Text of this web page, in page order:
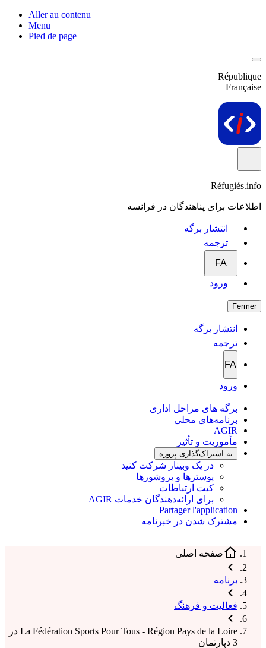
Aller au contenu
Menu
Pied de page
République
Française
Réfugiés.info
اطلاعات برای پناهندگان در فرانسه
انتشار برگه
ترجمه
FA
ورود
Fermer
انتشار برگه
ترجمه
FA
ورود
برگه های مراحل اداری
برنامه‌های محلی
AGIR
مأموریت و تأثیر
به اشتراک‌گذاری پروژه
در یک وبینار شرکت کنید
پوسترها و بروشورها
کیت ارتباطات
برای ارائه‌دهندگان خدمات AGIR
Partager l'application
مشترک شدن در خبرنامه
صفحه اصلی
برنامه
فعالیت و فرهنگ
La Fédération Sports Pour Tous - Région Pays de la Loire در
3 دپارتمان